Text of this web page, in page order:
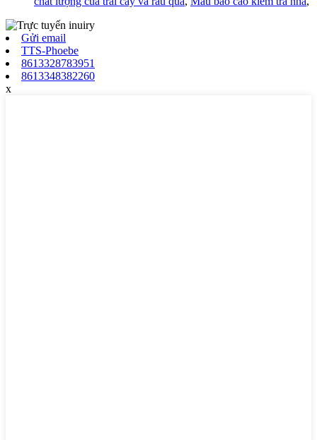
Gửi email
TTS-Phoebe
8613328783951
8613348382260
x